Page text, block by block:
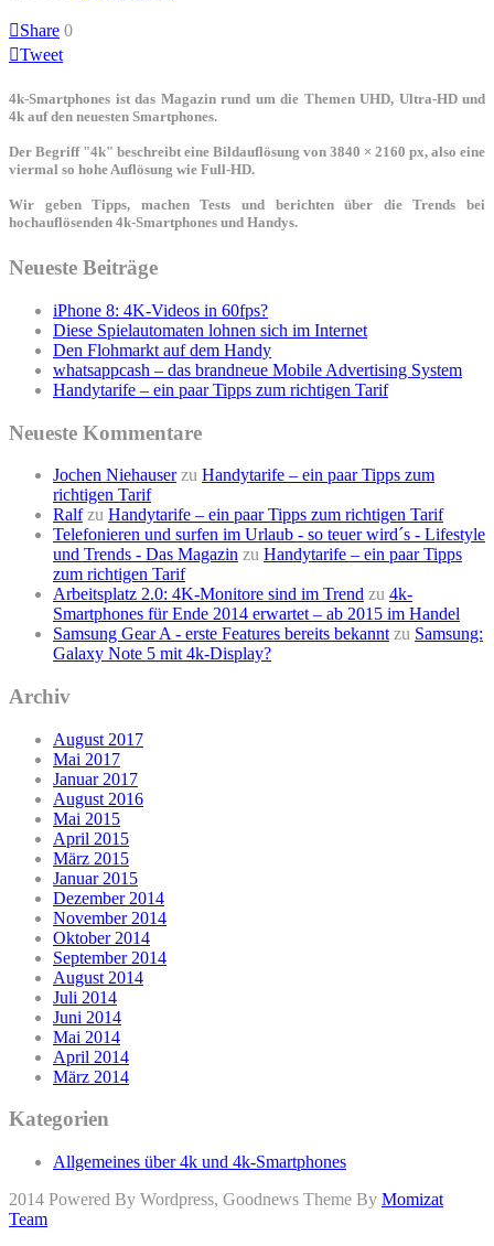
Share 0
Tweet
4k-Smartphones ist das Magazin rund um die Themen UHD, Ultra-HD und
4k auf den neuesten Smartphones.
Der Begriff "4k" beschreibt eine Bildauflösung von 3840 × 2160 px, also eine
viermal so hohe Auflösung wie Full-HD.
Wir geben Tipps, machen Tests und berichten über die Trends bei
hochauflösenden 4k-Smartphones und Handys.
Neueste Beiträge
iPhone 8: 4K-Videos in 60fps?
Diese Spielautomaten lohnen sich im Internet
Den Flohmarkt auf dem Handy
whatsappcash – das brandneue Mobile Advertising System
Handytarife – ein paar Tipps zum richtigen Tarif
Neueste Kommentare
Jochen Niehauserzu Handytarife – ein paar Tipps zum
richtigen Tarif
Ralfzu Handytarife – ein paar Tipps zum richtigen Tarif
Telefonieren und surfen im Urlaub - so teuer wird´s - Lifestyle
und Trends - Das Magazin zu Handytarife – ein paar Tipps
zum richtigen Tarif
Arbeitsplatz 2.0: 4K-Monitore sind im Trend zu 4k-
Smartphones für Ende 2014 erwartet – ab 2015 im Handel
Samsung Gear A - erste Features bereits bekannt zu Samsung:
Galaxy Note 5 mit 4k-Display?
Archiv
August 2017
Mai 2017
Januar 2017
August 2016
Mai 2015
April 2015
März 2015
Januar 2015
Dezember 2014
November 2014
Oktober 2014
September 2014
August 2014
Juli 2014
Juni 2014
Mai 2014
April 2014
März 2014
Kategorien
Allgemeines über 4k und 4k-Smartphones
2014 Powered By Wordpress, Goodnews Theme By Momizat
Team